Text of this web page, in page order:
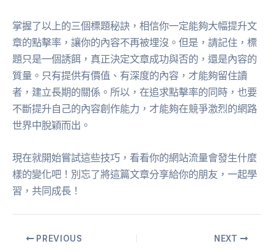
掌握了以上的三個標題秘訣，相信你一定能夠大幅提升文
章的點擊率，讓你的內容不再被埋沒。但是，請記住，標
題只是一個誘餌，真正決定文章成功與否的，還是內容的
質量。只有提供有價值、有深度的內容，才能夠留住讀
者，建立長期的關係。所以，在追求點擊率的同時，也要
不斷提升自己的內容創作能力，才能夠在競爭激烈的網路
世界中脫穎而出。
現在就開始嘗試這些技巧，看看你的網站流量會發生什麼
樣的變化吧！別忘了將這篇文章分享給你的朋友，一起學
習，共同成長！
PREVIOUS NEXT